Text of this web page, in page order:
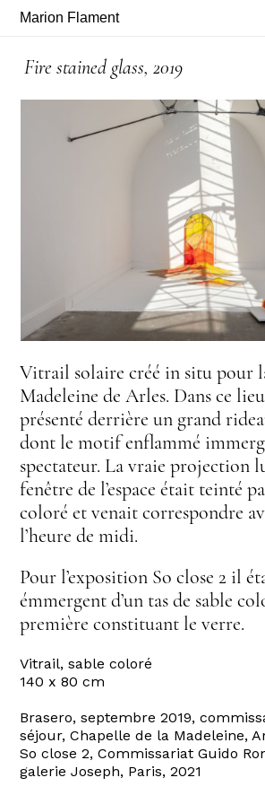
Marion Flament
Fire stained glass, 2019
Vitrail solaire créé in situ pour
Madeleine de Arles. Dans ce
présenté derrière un grand
dont le motif enflammé
spectateur. La vraie projection
fenêtre de l’espace était teinté
coloré et venait correspondre
l’heure de midi.
Pour l’exposition So close 2 il
émmergent d’un tas de sable
première constituant le verre.
Vitrail, sable coloré
140 x 80 cm
Brasero, septembre 2019,
séjour, Chapelle de la Madeleine,
So close 2, Commissariat Guido
galerie Joseph, Paris, 2021